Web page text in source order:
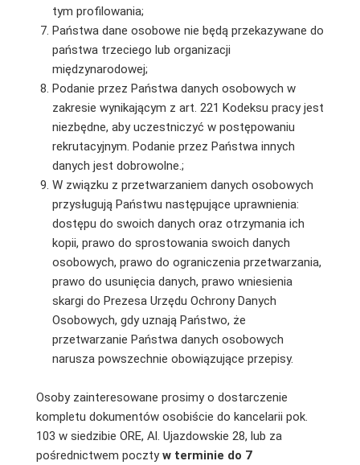
tym profilowania;
Państwa dane osobowe nie będą przekazywane do
państwa trzeciego lub organizacji
międzynarodowej;
Podanie przez Państwa danych osobowych w
zakresie wynikającym z art. 221 Kodeksu pracy jest
niezbędne, aby uczestniczyć w postępowaniu
rekrutacyjnym. Podanie przez Państwa innych
danych jest dobrowolne.;
W związku z przetwarzaniem danych osobowych
przysługują Państwu następujące uprawnienia:
dostępu do swoich danych oraz otrzymania ich
kopii, prawo do sprostowania swoich danych
osobowych, prawo do ograniczenia przetwarzania,
prawo do usunięcia danych, prawo wniesienia
skargi do Prezesa Urzędu Ochrony Danych
Osobowych, gdy uznają Państwo, że
przetwarzanie Państwa danych osobowych
narusza powszechnie obowiązujące przepisy.
Osoby zainteresowane prosimy o dostarczenie
kompletu dokumentów osobiście do kancelarii pok.
103 w siedzibie ORE, Al. Ujazdowskie 28, lub za
pośrednictwem pocztyw terminie do 7